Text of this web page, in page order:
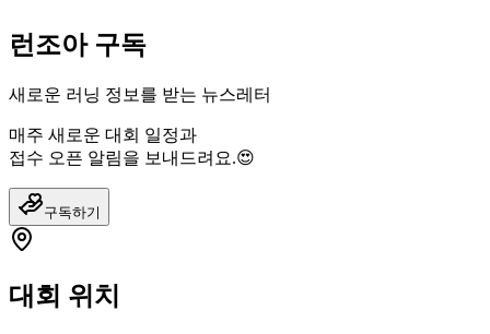
런조아 구독
새로운 러닝 정보를 받는 뉴스레터
매주 새로운 대회 일정과
접수 오픈 알림을 보내드려요.😍
구독하기
대회 위치